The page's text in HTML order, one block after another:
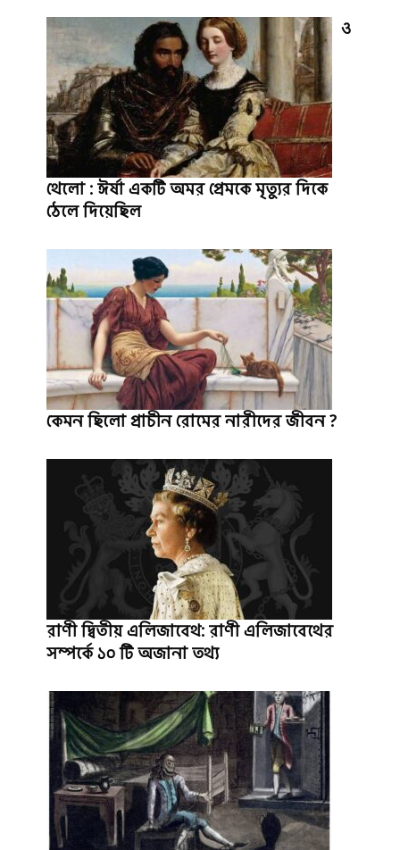
ও
থেলো : ঈর্ষা একটি অমর প্রেমকে মৃত্যুর দিকে
ঠেলে দিয়েছিল
কেমন ছিলো প্রাচীন রোমের নারীদের জীবন ?
রাণী দ্বিতীয় এলিজাবেথ: রাণী এলিজাবেথের
সম্পর্কে ১০ টি অজানা তথ্য